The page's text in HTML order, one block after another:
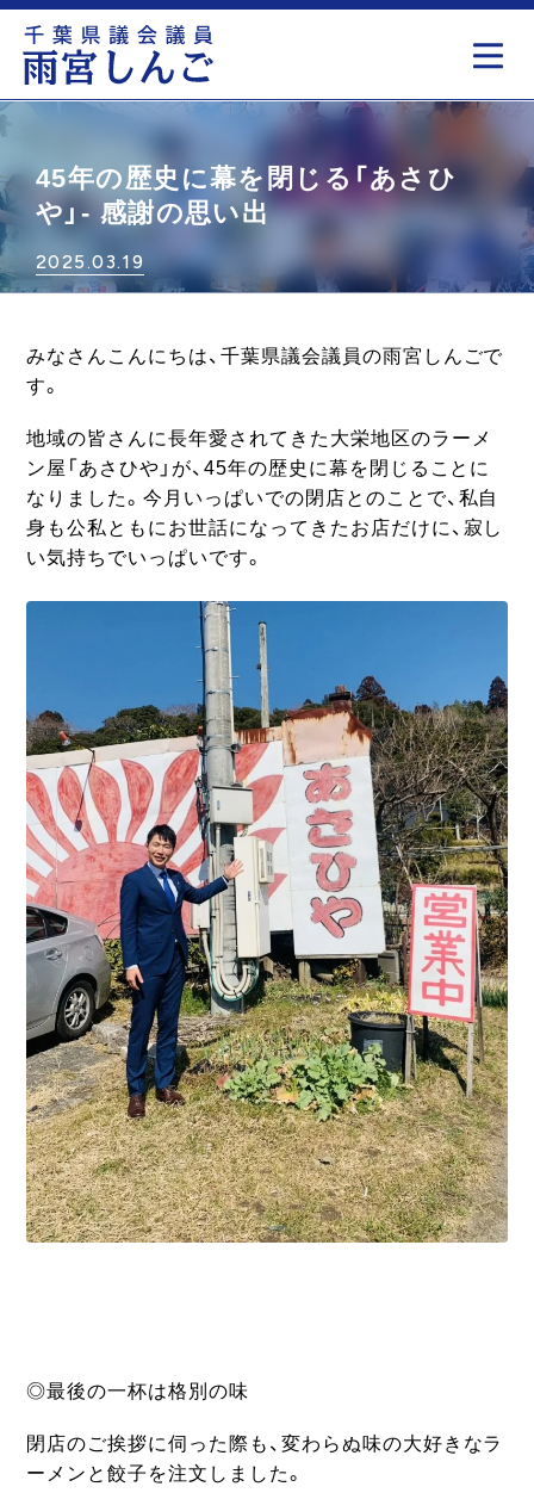
45年の歴史に幕を閉じる「あさひ
や」- 感謝の思い出
2025.03.19
みなさんこんにちは、千葉県議会議員の雨宮しんごで
す。
地域の皆さんに長年愛されてきた大栄地区のラーメ
ン屋「あさひや」が、45年の歴史に幕を閉じることに
なりました。今月いっぱいでの閉店とのことで、私自
身も公私ともにお世話になってきたお店だけに、寂し
い気持ちでいっぱいです。
◎最後の一杯は格別の味
閉店のご挨拶に伺った際も、変わらぬ味の大好きなラ
ーメンと餃子を注文しました。